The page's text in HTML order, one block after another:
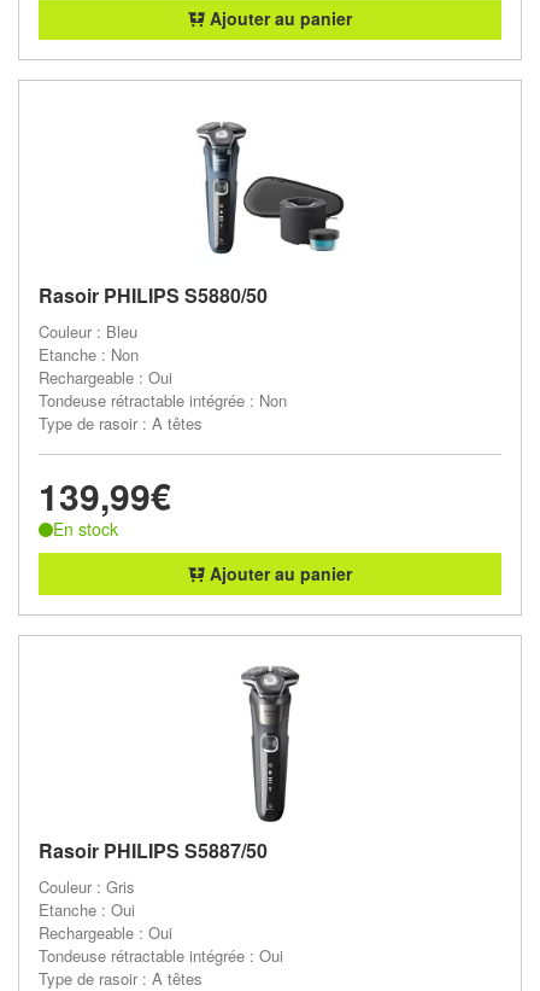
Ajouter au panier
Rasoir PHILIPS S5880/50
Couleur : Bleu
Etanche : Non
Rechargeable : Oui
Tondeuse rétractable intégrée : Non
Type de rasoir : A têtes
139,99€
En stock
Ajouter au panier
Rasoir PHILIPS S5887/50
Couleur : Gris
Etanche : Oui
Rechargeable : Oui
Tondeuse rétractable intégrée : Oui
Type de rasoir : A têtes